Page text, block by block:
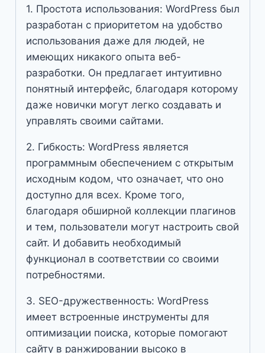
1. Простота использования: WordPress был
разработан с приоритетом на удобство
использования даже для людей, не
имеющих никакого опыта веб-
разработки. Он предлагает интуитивно
понятный интерфейс, благодаря которому
даже новички могут легко создавать и
управлять своими сайтами.
2. Гибкость: WordPress является
программным обеспечением с открытым
исходным кодом, что означает, что оно
доступно для всех. Кроме того,
благодаря обширной коллекции плагинов
и тем, пользователи могут настроить свой
сайт. И добавить необходимый
функционал в соответствии со своими
потребностями.
3. SEO-дружественность: WordPress
имеет встроенные инструменты для
оптимизации поиска, которые помогают
сайту в ранжировании высоко в